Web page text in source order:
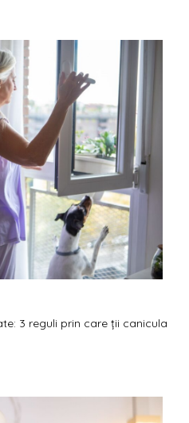
3 reguli prin care ții canicula